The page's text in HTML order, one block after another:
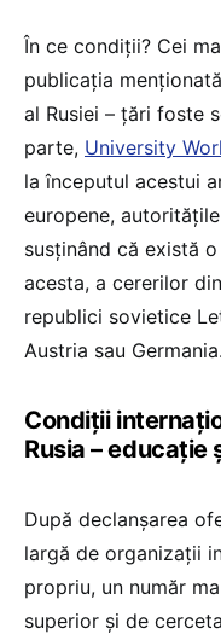
În ce condiții? Cei
publicația
al Rusiei – țări foste
parte, University
la începutul acestui
europene,
susținând că există
acesta, a cererilor
republici sovietice
Austria sau Germania.
Condiții
Rusia – educație
După declanșarea
largă de organizații
propriu, un număr
superior și de